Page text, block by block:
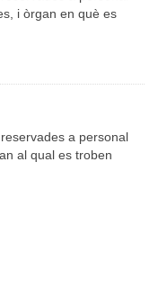
i òrgan en què es
a personal
al qual es troben